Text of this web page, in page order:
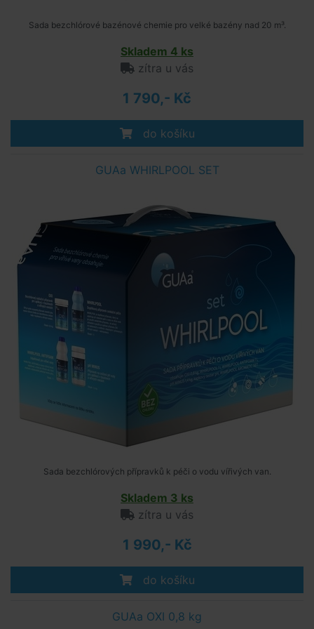
Sada bezchlórové bazénové chemie pro velké bazény nad 20 m³.
Skladem 4 ks
zítra u vás
1 790,- Kč
do košíku
GUAa WHIRLPOOL SET
Sada bezchlórových přípravků k péči o vodu vířivých van.
Skladem 3 ks
zítra u vás
1 990,- Kč
do košíku
GUAa OXI 0,8 kg